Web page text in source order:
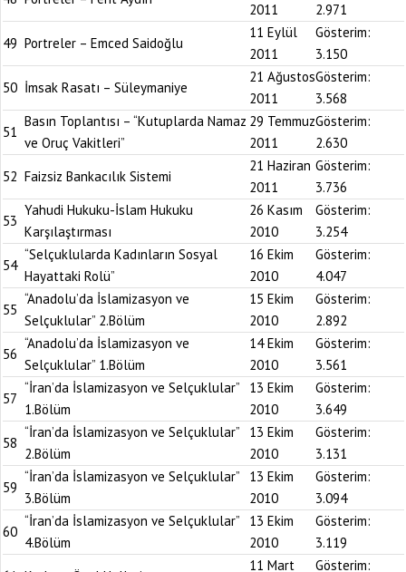
2011
2.971
49 Portreler – Emced Saidoğlu
11 Eylül
2011
Gösterim:
3.150
50 İmsak Rasatı – Süleymaniye
21 Ağustos
2011
Gösterim:
3.568
51
Basın Toplantısı – “Kutuplarda Namaz
ve Oruç Vakitleri”
29 Temmuz
2011
Gösterim:
2.630
52 Faizsiz Bankacılık Sistemi
21 Haziran
2011
Gösterim:
3.736
53
Yahudi Hukuku-İslam Hukuku
Karşılaştırması
26 Kasım
2010
Gösterim:
3.254
54
“Selçuklularda Kadınların Sosyal
Hayattaki Rolü”
16 Ekim
2010
Gösterim:
4.047
55
“Anadolu’da İslamizasyon ve
Selçuklular” 2.Bölüm
15 Ekim
2010
Gösterim:
2.892
56
“Anadolu’da İslamizasyon ve
Selçuklular” 1.Bölüm
14 Ekim
2010
Gösterim:
3.561
57
“İran’da İslamizasyon ve Selçuklular”
1.Bölüm
13 Ekim
2010
Gösterim:
3.649
58
“İran’da İslamizasyon ve Selçuklular”
2.Bölüm
13 Ekim
2010
Gösterim:
3.131
59
“İran’da İslamizasyon ve Selçuklular”
3.Bölüm
13 Ekim
2010
Gösterim:
3.094
60
“İran’da İslamizasyon ve Selçuklular”
4.Bölüm
13 Ekim
2010
Gösterim:
3.119
11 Mart
Gösterim: